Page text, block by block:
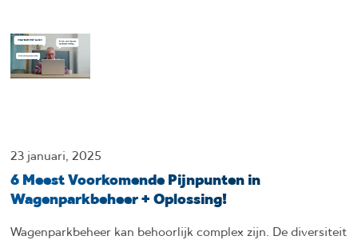
23 januari, 2025
6 Meest Voorkomende Pijnpunten in
Wagenparkbeheer + Oplossing!
Wagenparkbeheer kan behoorlijk complex zijn. De diversiteit